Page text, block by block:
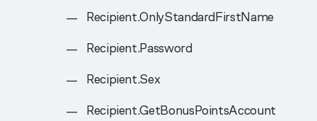
Recipient.OnlyStandardFirstName
Recipient.Password
Recipient.Sex
Recipient.GetBonusPointsAccount